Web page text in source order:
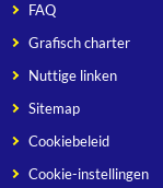
FAQ
Grafisch charter
Nuttige linken
Sitemap
Cookiebeleid
Cookie-instellingen